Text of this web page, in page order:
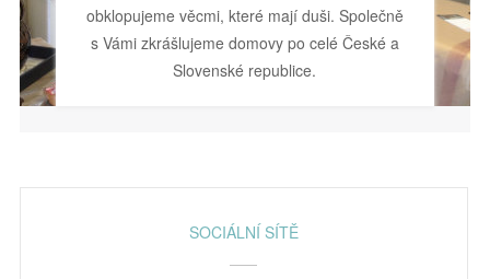
obklopujeme věcmi, které mají duši. Společně
s Vámi zkrášlujeme domovy po celé České a
Slovenské republice.
SOCIÁLNÍ SÍTĚ